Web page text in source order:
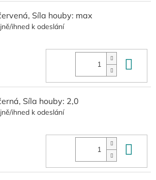
Síla houby: max
ihned k odeslání
Síla houby: 2,0
ihned k odeslání